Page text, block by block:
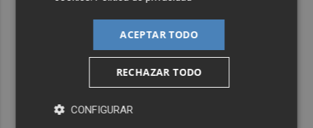
ACEPTAR TODO
RECHAZAR TODO
CONFIGURAR